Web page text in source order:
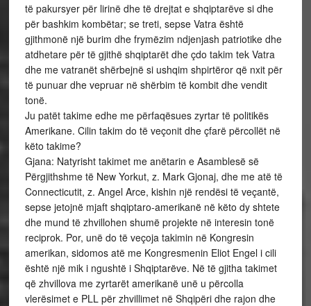
të pakursyer për lirinë dhe të drejtat e shqiptarëve si dhe
për bashkim kombëtar; se treti, sepse Vatra është
gjithmonë një burim dhe frymëzim ndjenjash patriotike dhe
atdhetare për të gjithë shqiptarët dhe çdo takim tek Vatra
dhe me vatranët shërbejnë si ushqim shpirtëror që nxit për
të punuar dhe vepruar në shërbim të kombit dhe vendit
tonë.
Ju patët takime edhe me përfaqësues zyrtar të politikës
Amerikane. Cilin takim do të veçonit dhe çfarë përcollët në
këto takime?
Gjana: Natyrisht takimet me anëtarin e Asamblesë së
Përgjithshme të New Yorkut, z. Mark Gjonaj, dhe me atë të
Connecticutit, z. Angel Arce, kishin një rendësi të veçantë,
sepse jetojnë mjaft shqiptaro-amerikanë në këto dy shtete
dhe mund të zhvillohen shumë projekte në interesin tonë
reciprok. Por, unë do të veçoja takimin në Kongresin
amerikan, sidomos atë me Kongresmenin Eliot Engel i cili
është një mik i ngushtë i Shqiptarëve. Në të gjitha takimet
që zhvillova me zyrtarët amerikanë unë u përcolla
vlerësimet e PLL për zhvillimet në Shqipëri dhe rajon dhe